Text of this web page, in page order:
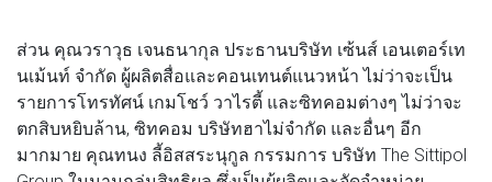
ส่วน คุณวราวุธ เจนธนากุล ประธานบริษัท เซ้นส์ เอนเตอร์เท
นเม้นท์ จำกัด ผู้ผลิตสื่อและคอนเทนต์แนวหน้า ไม่ว่าจะเป็น
รายการโทรทัศน์ เกมโชว์ วาไรตี้ และซิทคอมต่างๆ ไม่ว่าจะ
ตกสิบหยิบล้าน, ซิทคอม บริษัทฮาไม่จำกัด และอื่นๆ อีก
มากมาย คุณทนง ลี้อิสสระนุกูล กรรมการ บริษัท The Sittipol